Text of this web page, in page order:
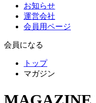
お知らせ
運営会社
会員用ページ
会員になる
トップ
マガジン